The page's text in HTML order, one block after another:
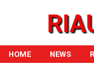
HOME
NEWS